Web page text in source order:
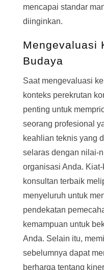
mencapai standar
diinginkan.
Mengevaluasi
Budaya
Saat mengevaluasi
konteks perekrutan
penting untuk
seorang profesional
keahlian teknis yang
selaras dengan nilai-
organisasi Anda.
konsultan terbaik
menyeluruh untuk
pendekatan
kemampuan untuk
Anda. Selain itu,
sebelumnya dapat
berharga tentang